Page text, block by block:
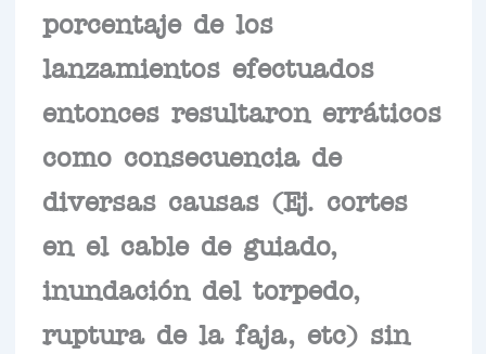
porcentaje de los
lanzamientos efectuados
entonces resultaron erráticos
como consecuencia de
diversas causas (Ej. cortes
en el cable de guiado,
inundación del torpedo,
ruptura de la faja, etc) sin